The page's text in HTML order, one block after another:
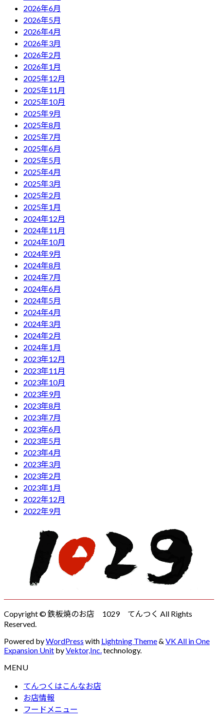
2026年6月
2026年5月
2026年4月
2026年3月
2026年2月
2026年1月
2025年12月
2025年11月
2025年10月
2025年9月
2025年8月
2025年7月
2025年6月
2025年5月
2025年4月
2025年3月
2025年2月
2025年1月
2024年12月
2024年11月
2024年10月
2024年9月
2024年8月
2024年7月
2024年6月
2024年5月
2024年4月
2024年3月
2024年2月
2024年1月
2023年12月
2023年11月
2023年10月
2023年9月
2023年8月
2023年7月
2023年6月
2023年5月
2023年4月
2023年3月
2023年2月
2023年1月
2022年12月
2022年9月
Copyright © 鉄板焼のお店 1029 てんつく All Rights
Reserved.
Powered byWordPress with Lightning Theme& VK All in One
Expansion Unit byVektor,Inc.technology.
MENU
てんつくはこんなお店
お店情報
フードメニュー